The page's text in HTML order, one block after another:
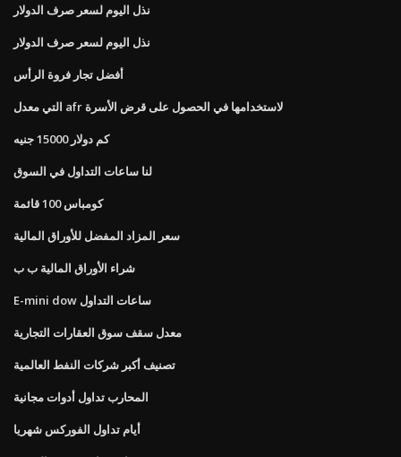
نذل اليوم لسعر صرف الدولار
نذل اليوم لسعر صرف الدولار
أفضل تجار فروة الرأس
التي معدل afr لاستخدامها في الحصول على قرض الأسرة
كم دولار 15000 جنيه
لنا ساعات التداول في السوق
كومباس 100 قائمة
سعر المزاد المفضل للأوراق المالية
شراء الأوراق المالية ب ب
E-mini dow ساعات التداول
معدل سقف سوق العقارات التجارية
تصنيف أكبر شركات النفط العالمية
المحارب تداول أدوات مجانية
أيام تداول الفوركس شهريا